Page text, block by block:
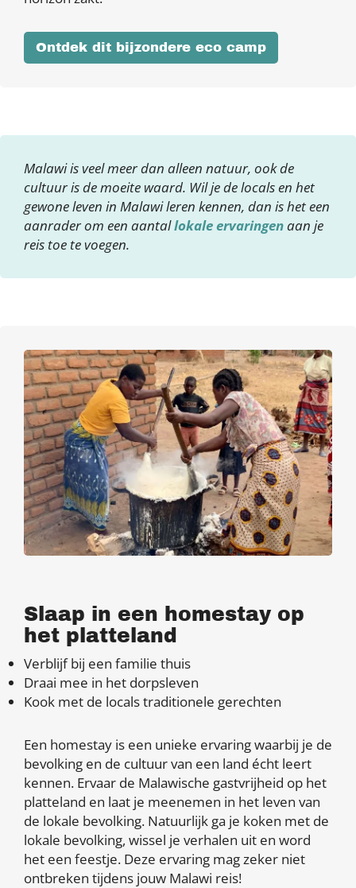
Ontdek dit bijzondere eco camp
Malawi is veel meer dan alleen natuur, ook de
cultuur is de moeite waard. Wil je de locals en het
gewone leven in Malawi leren kennen, dan is het een
aanrader om een aantallokale ervaringenaan je
reis toe te voegen.
Slaap in een homestay op
het platteland
Verblijf bij een familie thuis
Draai mee in het dorpsleven
Kook met de locals traditionele gerechten
Een homestay is een unieke ervaring waarbij je de
bevolking en de cultuur van een land écht leert
kennen. Ervaar de Malawische gastvrijheid op het
platteland en laat je meenemen in het leven van
de lokale bevolking. Natuurlijk ga je koken met de
lokale bevolking, wissel je verhalen uit en word
het een feestje. Deze ervaring mag zeker niet
ontbreken tijdens jouw Malawi reis!